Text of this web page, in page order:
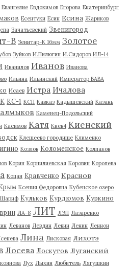
Евангелие Евдокимов Егорова Екатеринбург
Есентуки Есин Есина Жариков
Зачатьевский Звенигород
В Зенитар-К 16мм Золотое
Зуйков И.Пилюгин И.Сидоров ИЛ-14
Иванилов Иванов Иванова
Ильина Ильинский Император ВАВА
Исаев Истра Ичалова
КС-1 КСП Кавказ Кадышевский Казань
Каменец-Подольский
Касимов Катя Киев4 Киенский
Клещеево городище Клименко
Козлов Коломенское Колпаков
Корин Корнилиевская Коровин Королева
Коцан Кравченко Краснов
Ксения Федоровна Кубенское озеро
Кульков Курдюмов Куркино
ЛА-8 ЛИТ ЛЭП Лазаренко
Леванов Левдин Левин Ленин Леннон
Лина Лисковая Лихотэ
Лосева Лоскутов Луганский
Лух Лыхин Любитель Лягушкин